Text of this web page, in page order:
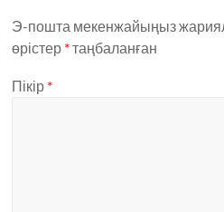
Э-пошта мекенжайыңыз
өрістер *таңбаланған
Пікір *